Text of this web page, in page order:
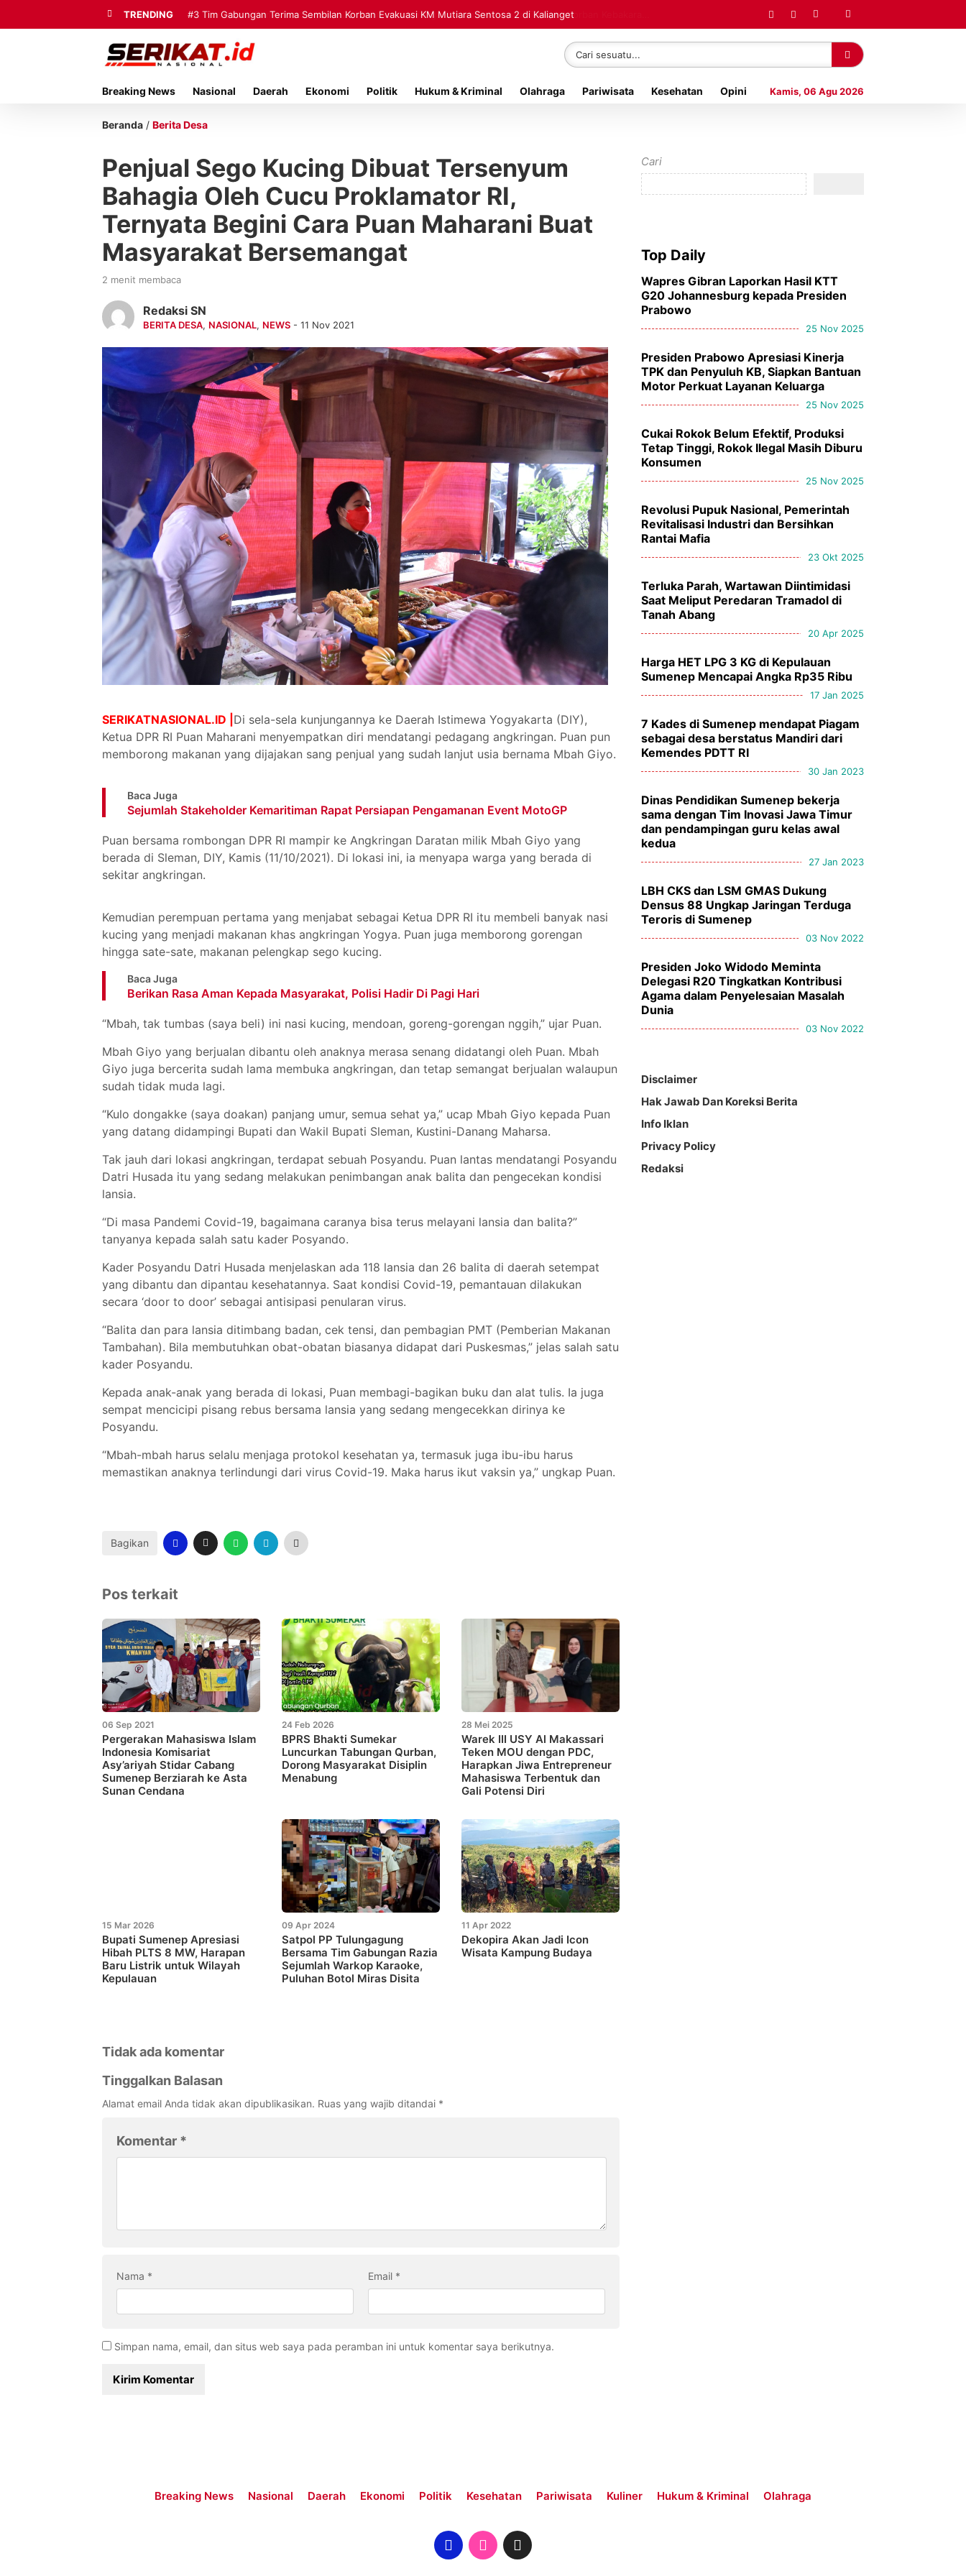
TRENDING #3 Tim Gabungan Terima Sembilan Korban Evakuasi KM Mutiara Sentosa 2 di Kalianget
Breaking News Nasional Daerah Ekonomi Politik Hukum & Kriminal Olahraga Pariwisata Kesehatan Opini Kamis, 06 Agu 2026
Beranda / Berita Desa
Penjual Sego Kucing Dibuat Tersenyum
Bahagia Oleh Cucu Proklamator RI,
Ternyata Begini Cara Puan Maharani Buat
Masyarakat Bersemangat
2 menit membaca
Redaksi SN
BERITA DESA, NASIONAL, NEWS - 11 Nov 2021
SERIKATNASIONAL.ID | Di sela-sela kunjungannya ke Daerah Istimewa Yogyakarta (DIY),
Ketua DPR RI Puan Maharani menyempatkan diri mendatangi pedagang angkringan. Puan pun
memborong makanan yang dijajakan sang penjual yang sudah lanjut usia bernama Mbah Giyo.
Baca Juga
Sejumlah Stakeholder Kemaritiman Rapat Persiapan Pengamanan Event MotoGP
Puan bersama rombongan DPR RI mampir ke Angkringan Daratan milik Mbah Giyo yang
berada di Sleman, DIY, Kamis (11/10/2021). Di lokasi ini, ia menyapa warga yang berada di
sekitar angkringan.
Kemudian perempuan pertama yang menjabat sebagai Ketua DPR RI itu membeli banyak nasi
kucing yang menjadi makanan khas angkringan Yogya. Puan juga memborong gorengan
hingga sate-sate, makanan pelengkap sego kucing.
Baca Juga
Berikan Rasa Aman Kepada Masyarakat, Polisi Hadir Di Pagi Hari
“Mbah, tak tumbas (saya beli) ini nasi kucing, mendoan, goreng-gorengan nggih,” ujar Puan.
Mbah Giyo yang berjualan dibantu oleh anaknya merasa senang didatangi oleh Puan. Mbah
Giyo juga bercerita sudah lama membuka angkringan, dan tetap semangat berjualan walaupun
sudah tidak muda lagi.
“Kulo dongakke (saya doakan) panjang umur, semua sehat ya,” ucap Mbah Giyo kepada Puan
yang datang didampingi Bupati dan Wakil Bupati Sleman, Kustini-Danang Maharsa.
Tak jauh dari lokasi angkringan, terdapat sebuah Posyandu. Puan lantas mendatangi Posyandu
Datri Husada itu yang sedang melakukan penimbangan anak balita dan pengecekan kondisi
lansia.
“Di masa Pandemi Covid-19, bagaimana caranya bisa terus melayani lansia dan balita?”
tanyanya kepada salah satu kader Posyando.
Kader Posyandu Datri Husada menjelaskan ada 118 lansia dan 26 balita di daerah setempat
yang dibantu dan dipantau kesehatannya. Saat kondisi Covid-19, pemantauan dilakukan
secara ‘door to door’ sebagai antisipasi penularan virus.
“Balita dan para lansia ditimbang badan, cek tensi, dan pembagian PMT (Pemberian Makanan
Tambahan). Bila membutuhkan obat-obatan biasanya didapat dari Puskesmas,” jelas salah satu
kader Posyandu.
Kepada anak-anak yang berada di lokasi, Puan membagi-bagikan buku dan alat tulis. Ia juga
sempat mencicipi pisang rebus bersama lansia yang sedang mengecekkan dirinya ke
Posyandu.
“Mbah-mbah harus selalu menjaga protokol kesehatan ya, termasuk juga ibu-ibu harus
memastikan anaknya terlindungi dari virus Covid-19. Maka harus ikut vaksin ya,” ungkap Puan.
Bagikan
Pos terkait
06 Sep 2021
Pergerakan Mahasiswa Islam
Indonesia Komisariat
Asy’ariyah Stidar Cabang
Sumenep Berziarah ke Asta
Sunan Cendana
24 Feb 2026
BPRS Bhakti Sumekar
Luncurkan Tabungan Qurban,
Dorong Masyarakat Disiplin
Menabung
28 Mei 2025
Warek III USY Al Makassari
Teken MOU dengan PDC,
Harapkan Jiwa Entrepreneur
Mahasiswa Terbentuk dan
Gali Potensi Diri
15 Mar 2026
Bupati Sumenep Apresiasi
Hibah PLTS 8 MW, Harapan
Baru Listrik untuk Wilayah
Kepulauan
09 Apr 2024
Satpol PP Tulungagung
Bersama Tim Gabungan Razia
Sejumlah Warkop Karaoke,
Puluhan Botol Miras Disita
11 Apr 2022
Dekopira Akan Jadi Icon
Wisata Kampung Budaya
Tidak ada komentar
Tinggalkan Balasan
Alamat email Anda tidak akan dipublikasikan. Ruas yang wajib ditandai *
Komentar *
Nama * Email *
Simpan nama, email, dan situs web saya pada peramban ini untuk komentar saya berikutnya.
Cari
Top Daily
Wapres Gibran Laporkan Hasil KTT
G20 Johannesburg kepada Presiden
Prabowo
25 Nov 2025
Presiden Prabowo Apresiasi Kinerja
TPK dan Penyuluh KB, Siapkan Bantuan
Motor Perkuat Layanan Keluarga
25 Nov 2025
Cukai Rokok Belum Efektif, Produksi
Tetap Tinggi, Rokok Ilegal Masih Diburu
Konsumen
25 Nov 2025
Revolusi Pupuk Nasional, Pemerintah
Revitalisasi Industri dan Bersihkan
Rantai Mafia
23 Okt 2025
Terluka Parah, Wartawan Diintimidasi
Saat Meliput Peredaran Tramadol di
Tanah Abang
20 Apr 2025
Harga HET LPG 3 KG di Kepulauan
Sumenep Mencapai Angka Rp35 Ribu
17 Jan 2025
7 Kades di Sumenep mendapat Piagam
sebagai desa berstatus Mandiri dari
Kemendes PDTT RI
30 Jan 2023
Dinas Pendidikan Sumenep bekerja
sama dengan Tim Inovasi Jawa Timur
dan pendampingan guru kelas awal
kedua
27 Jan 2023
LBH CKS dan LSM GMAS Dukung
Densus 88 Ungkap Jaringan Terduga
Teroris di Sumenep
03 Nov 2022
Presiden Joko Widodo Meminta
Delegasi R20 Tingkatkan Kontribusi
Agama dalam Penyelesaian Masalah
Dunia
03 Nov 2022
Disclaimer
Hak Jawab Dan Koreksi Berita
Info Iklan
Privacy Policy
Redaksi
Breaking News Nasional Daerah Ekonomi Politik Kesehatan Pariwisata Kuliner Hukum & Kriminal Olahraga